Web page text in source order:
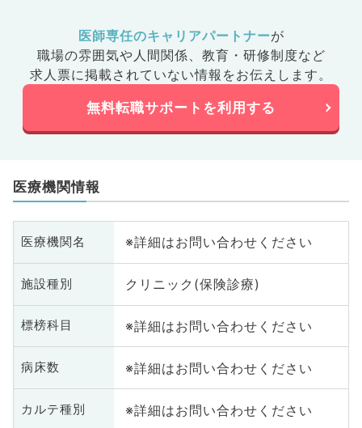
医師専任のキャリアパートナーが
職場の雰囲気や人間関係、 教育・研修制度など
求人票に掲載されていない情報をお伝えします。
無料転職サポートを利用する
医療機関情報
医療機関名 ※詳細はお問い合わせください
施設種別 クリニック(保険診療)
標榜科目 ※詳細はお問い合わせください
病床数 ※詳細はお問い合わせください
カルテ種別 ※詳細はお問い合わせください